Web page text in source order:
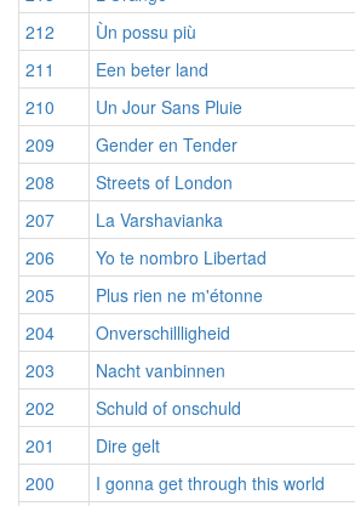
212
Ùn possu più
211
Een beter land
210
Un Jour Sans Pluie
209
Gender en Tender
208
Streets of London
207
La Varshavianka
206
Yo te nombro Libertad
205
Plus rien ne m'étonne
204
Onverschillligheid
203
Nacht vanbinnen
202
Schuld of onschuld
201
Dire gelt
200
I gonna get through this world